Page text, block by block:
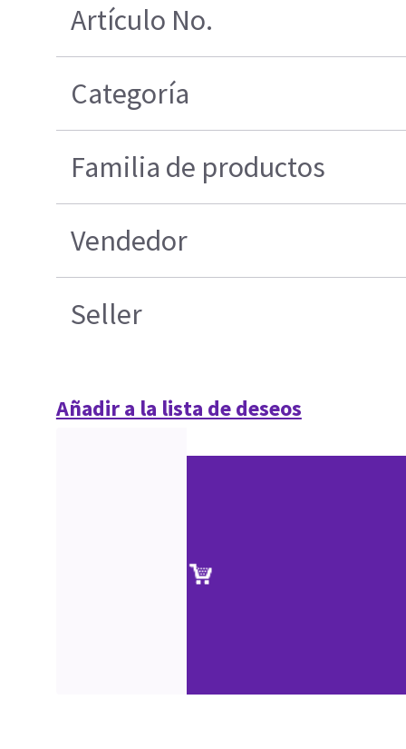
Artículo No.
Categoría
Familia de productos
Vendedor
Seller
Añadir a la lista de deseos